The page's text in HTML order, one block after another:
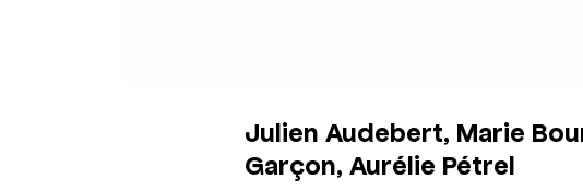
Julien Audebert, Marie
Garçon, Aurélie Pétrel